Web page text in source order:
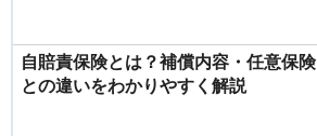
自賠責保険とは？補償内容・任意保険
との違いをわかりやすく解説